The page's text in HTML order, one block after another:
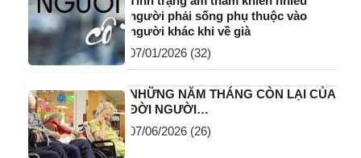
người phải sống phụ thuộc vào
người khác khi về già
07/01/2026 (32)
NHỮNG NĂM THÁNG CÒN LẠI CỦA
ĐỜI NGƯỜI…
07/06/2026 (26)